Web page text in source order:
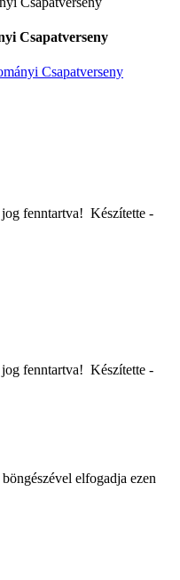
Csapatverseny
Csapatverseny
Vajdaiskola.hu © 2012-2023 Minden jog fenntartva! ‎‎‏‏‎ ‎Készítette -
Vajdaiskola.hu © 2012-2020 Minden jog fenntartva! ‎‎‏‏‎ ‎Készítette -
elfogadja ezen